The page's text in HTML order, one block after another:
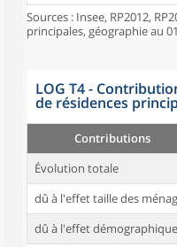
Sources : Insee, RP2012,
principales, géographie au
LOG T4 -
de résidences
Contributions
Évolution totale
dû à l'effet taille des
dû à l'effet démographique